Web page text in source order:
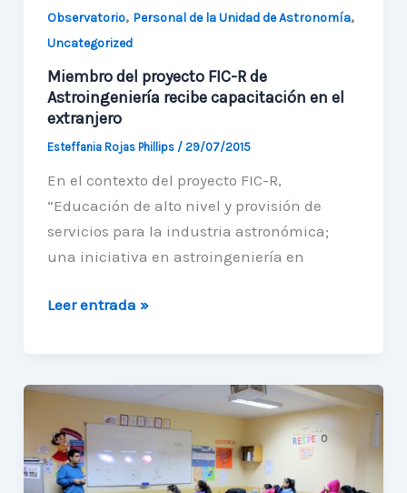
Observatorio, Personal de la Unidad de Astronomía,
Uncategorized
Miembro del proyecto FIC-R de
Astroingeniería recibe capacitación en el
extranjero
Esteffania Rojas Phillips / 29/07/2015
En el contexto del proyecto FIC-R,
“Educación de alto nivel y provisión de
servicios para la industria astronómica;
una iniciativa en astroingeniería en
Miembro
FIC-
de
Astroingeniería
recibe
Leer entrada »